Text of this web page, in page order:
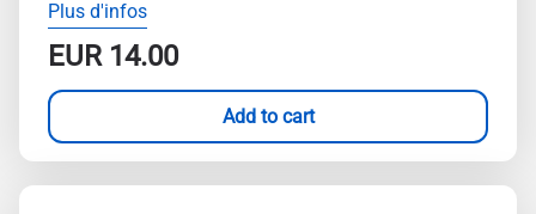
Plus d'infos
EUR14.00
Add to cart